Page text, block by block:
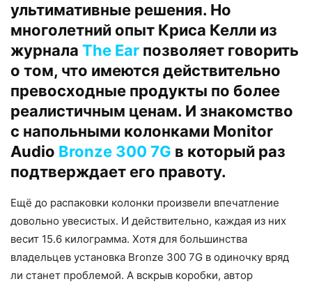
ультимативные решения. Но
многолетний опыт Криса Келли из
журнала The Ear позволяет говорить
о том, что имеются действительно
превосходные продукты по более
реалистичным ценам. И знакомство
с напольными колонками Monitor
Audio Bronze 300 7G в который раз
подтверждает его правоту.
Ещё до распаковки колонки произвели впечатление
довольно увесистых. И действительно, каждая из них
весит 15.6 килограмма. Хотя для большинства
владельцев установка Bronze 300 7G в одиночку вряд
ли станет проблемой. А вскрыв коробки, автор